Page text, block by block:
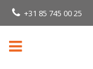
+31 85 745 00 25